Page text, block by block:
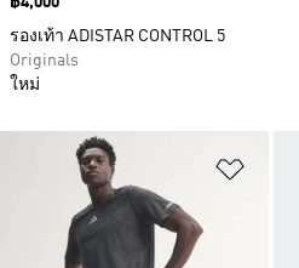
เพิ่ม
รองเท้า ADISTAR CONTROL 5
Originals
ใหม่